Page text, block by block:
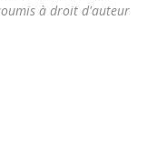
à droit d'auteur